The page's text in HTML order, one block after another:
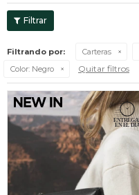
Filtrando por: Carteras
Color: Negro Quitar filtros